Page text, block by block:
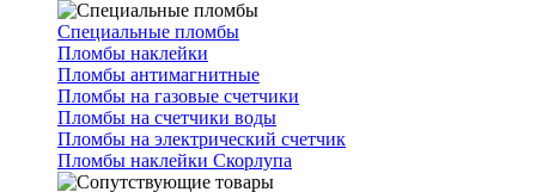
Специальные пломбы
Пломбы наклейки
Пломбы антимагнитные
Пломбы на газовые счетчики
Пломбы на счетчики воды
Пломбы на электрический счетчик
Пломбы наклейки Скорлупа